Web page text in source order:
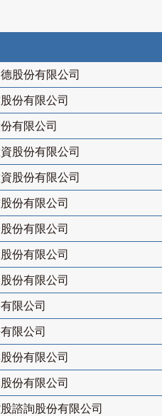
股份有限公司
份有限公司
有限公司
股份有限公司
股份有限公司
份有限公司
份有限公司
份有限公司
份有限公司
限公司
限公司
份有限公司
份有限公司
諮詢股份有限公司